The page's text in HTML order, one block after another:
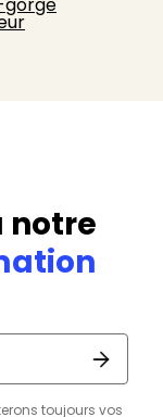
notre
toujours vos